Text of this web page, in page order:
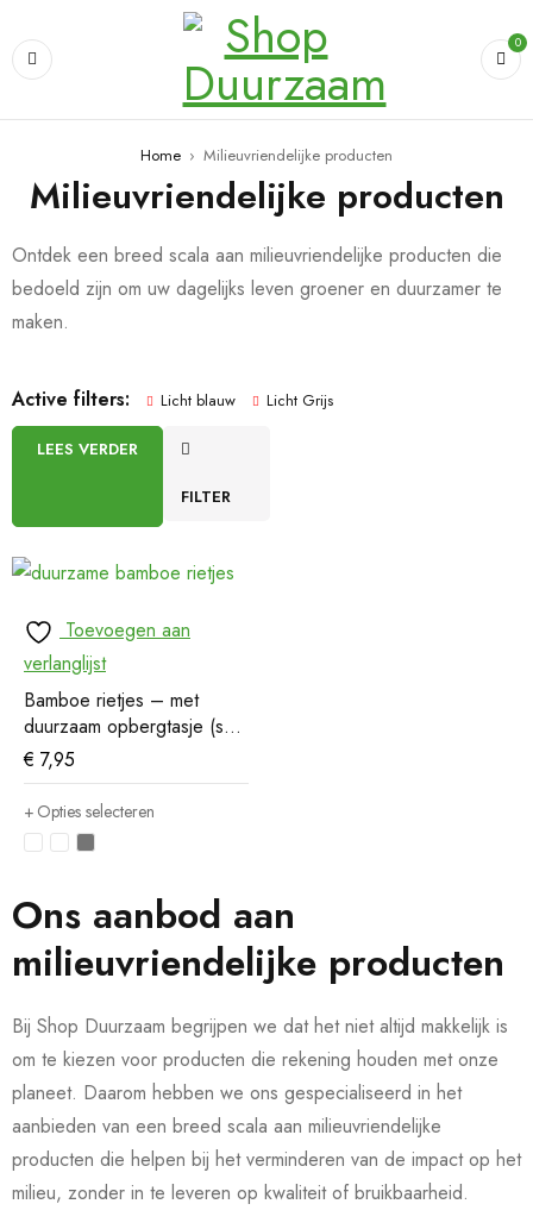
0
Home › Milieuvriendelijke producten
Milieuvriendelijke producten
Ontdek een breed scala aan milieuvriendelijke producten die
bedoeld zijn om uw dagelijks leven groener en duurzamer te
maken.
Active filters: Licht blauw Licht Grijs
FILTER
LEES VERDER
Toevoegen aan
verlanglijst
Bamboe rietjes – met
duurzaam opbergtasje (set
van 6)
€ 7,95
Opties selecteren
Ons aanbod aan
milieuvriendelijke producten
Bij Shop Duurzaam begrijpen we dat het niet altijd makkelijk is
om te kiezen voor producten die rekening houden met onze
planeet. Daarom hebben we ons gespecialiseerd in het
aanbieden van een breed scala aan milieuvriendelijke
producten die helpen bij het verminderen van de impact op het
milieu, zonder in te leveren op kwaliteit of bruikbaarheid.